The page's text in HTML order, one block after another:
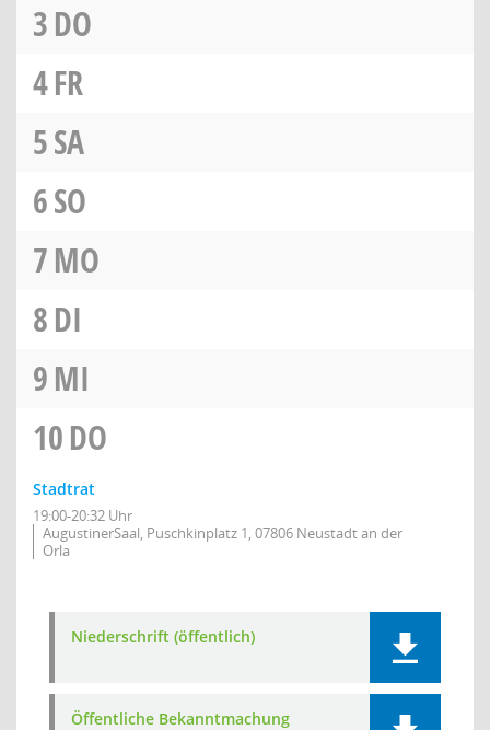
3DO
4FR
5SA
6SO
7MO
8DI
9MI
10DO
Stadtrat
19:00-20:32 Uhr
AugustinerSaal, Puschkinplatz 1, 07806 Neustadt an der
Orla
Niederschrift (öffentlich)
Öffentliche Bekanntmachung